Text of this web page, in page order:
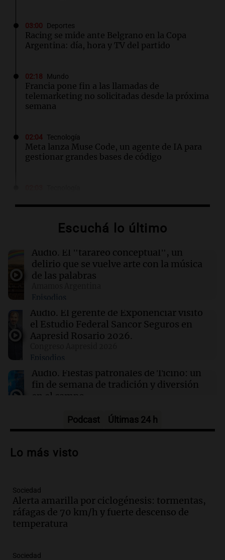
03:00 Deportes
Racing se mide ante Belgrano en la Copa
Argentina: día, hora y TV del partido
02:18 Mundo
Francia pone fin a las llamadas de
telemarketing no solicitadas desde la próxima
semana
02:04 Tecnología
Meta lanza Muse Code, un agente de IA para
gestionar grandes bases de código
como CFO en su startup de robótica Atoms
Independiente y Atlético Tucumán se
enfrentan en octavos de la Copa Argentina:
horarios y TV
01:54 Mundo
Fallecen dos soldados israelíes en Líbano,
marcando el primer incidente mortal desde
junio
01:37 Mundo
Trump señala a Canadá por incendios
forestales, pero los científicos advierten sobre
el cambio climático
Escuchá lo último
Audio. El "tarareo conceptual", un
delirio que se vuelve arte con la música
de las palabras
Episodios
Audio. El gerente de Exponenciar visitó
el Estudio Federal Sancor Seguros en
Aapresid Rosario 2026.
Episodios
Audio. Fiestas patronales de Ticino: un
fin de semana de tradición y diversión
en el campo
Audio.Preparativos para la feria en La
de apertura
Audio.
lluvias, senadores manifiestan
oposición a ley de tierras
Panorama Federal
Audio.
Podcast Últimas 24 h
Lo más visto
Sociedad
Alerta amarilla por ciclogénesis: tormentas,
ráfagas de 70 km/h y fuerte descenso de
temperatura
Sociedad